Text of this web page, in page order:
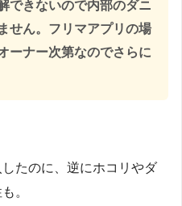
できないので内部のダニ
せん。フリマアプリの場
ーナー次第なのでさらに
たのに、逆にホコリやダ
。